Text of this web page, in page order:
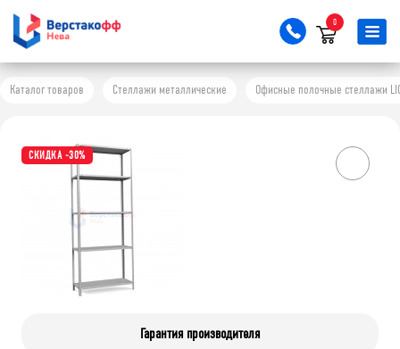
0
Каталог товаров Стеллажи металлические Офисные полочные стеллажи
СКИДКА -30%
Гарантия производителя